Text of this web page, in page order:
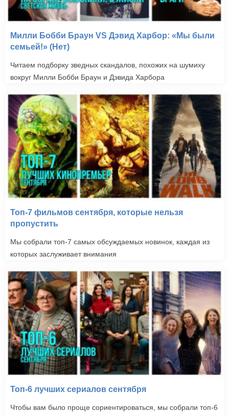
Милли Бобби Браун VS Дэвид Харбор: «Мы были
семьей!» (Нет)
Читаем подборку зведных скандалов, похожих на шумиху
вокруг Милли Бобби Браун и Дэвида Харбора
Топ-7 фильмов сентября, которые нельзя
пропустить
Мы собрали топ-7 самых обсуждаемых новинок, каждая из
которых заслуживает внимания
Топ-6 лучших сериалов сентября
Чтобы вам было проще сориентироваться, мы собрали топ-6